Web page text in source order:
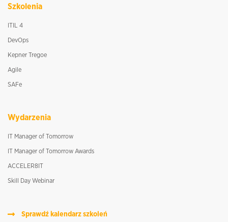
Szkolenia
ITIL 4
DevOps
Kepner Tregoe
Agile
SAFe
Wydarzenia
IT Manager of Tomorrow
IT Manager of Tomorrow Awards
ACCELER8IT
Skill Day Webinar
Sprawdź kalendarz szkoleń